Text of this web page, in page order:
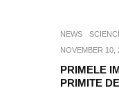
NEWS
NOVEMBER 10,
PRIMELE
PRIMITE